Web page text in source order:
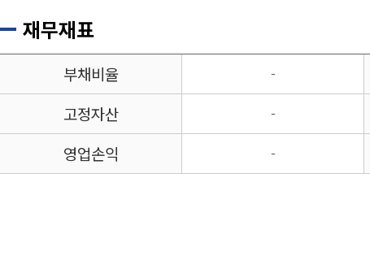
재무재표
부채비율 -
고정자산 -
영업손익 -